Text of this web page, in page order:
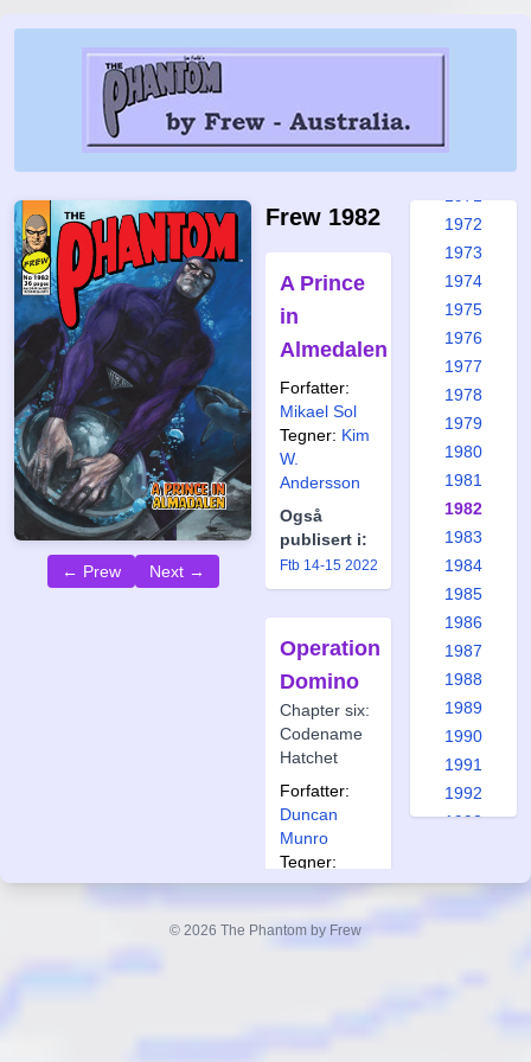
← Prew Next →
Frew 1982
A Prince
in
Almedalen
Forfatter:
Mikael Sol
Tegner: Kim
W.
Andersson
Også
publisert i:
Ftb 14-15 2022
Operation
Domino
Chapter six:
Codename
Hatchet
Forfatter:
Duncan
Munro
Tegner:
Daniel
Også
1965
1966
1972
1973
1974
1975
1976
1977
1978
1979
1980
1981
1982
1983
1984
1985
1986
1987
1988
1989
1990
1991
1992
1993
© 2026 The Phantom by Frew